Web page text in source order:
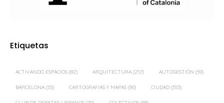
Etiquetas
ACTIVANDO ESPACIOS (82) ARQUITECTURA (257) AUTOGESTIÓN (59)
BARCELONA (55) CARTOGRAFÍAS Y MAPAS (90) CIUDAD (553)